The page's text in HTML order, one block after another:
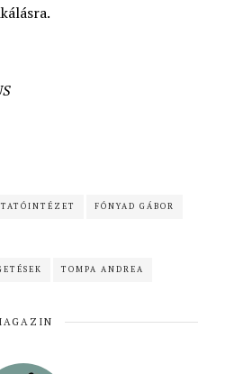
FÓNYAD GÁBOR
TOMPA ANDREA